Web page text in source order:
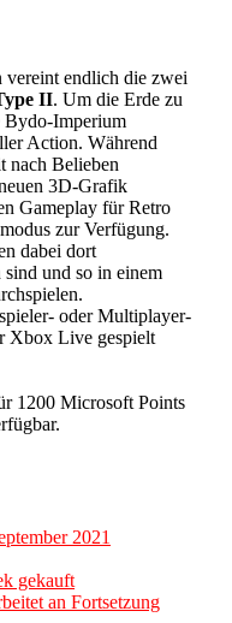
endlich die zwei
II. Um die Erde zu
Bydo-Imperium
Action. Während
nach Belieben
3D-Grafik
Gameplay für Retro
zur Verfügung.
dabei dort
und so in einem
oder Multiplayer-
Xbox Live gespielt
1200 Microsoft Points
2021
gekauft
an Fortsetzung